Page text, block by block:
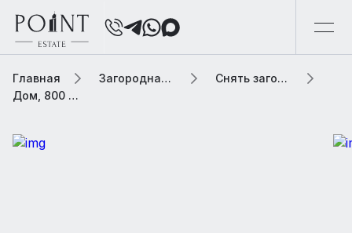
Главная Загородная элитная недвижимость
Снять загородную элитную недвижимость
Дом, 800 м² В коттеджном поселке «Шервуд»